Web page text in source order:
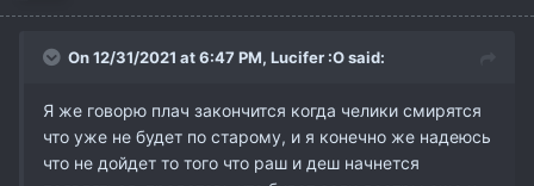
On 12/31/2021 at 6:47 PM, Lucifer :Osaid:
Я же говорю плач закончится когда челики смирятся
что уже не будет по старому, и я конечно же надеюсь
что не дойдет то того что раш и деш начнется